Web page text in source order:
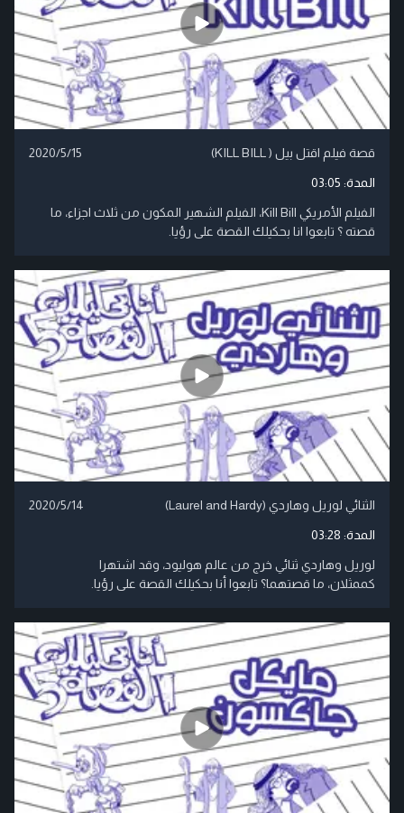
قصة فيلم اقتل بيل ( KILL BILL) 2020/5/15
المدة: 03:05
الفيلم الأمريكي Kill Bill، الفيلم الشهير المكون من ثلاث اجزاء، ما
قصته ؟ تابعوا انا بحكيلك القصة على رؤيا.
الثنائي لوريل وهاردي (Laurel and Hardy) 2020/5/14
المدة: 03:28
لوريل وهاردي ثنائي خرج من عالم هوليود، وقد اشتهرا
كممثلان، ما قصتهما؟ تابعوا أنا بحكيلك القصة على رؤيا.